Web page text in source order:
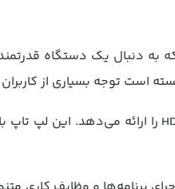
دنبال یک دستگاه قدرتمند
است توجه بسیاری از